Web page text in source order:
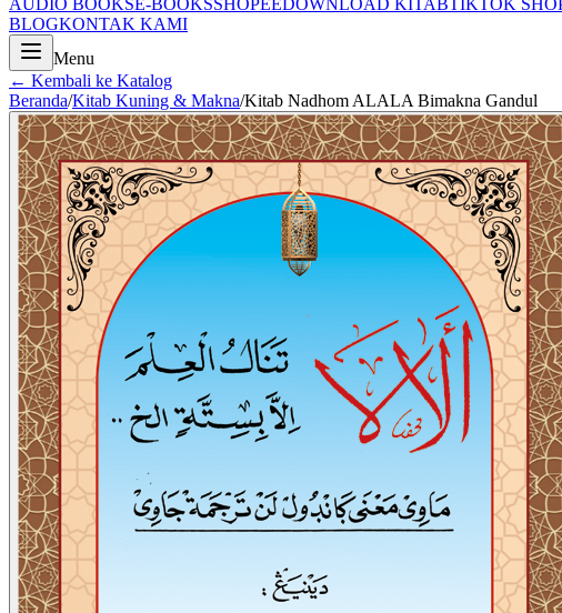
AUDIO BOOKSE-BOOKSSHOPEEDOWNLOAD KITABTIKTOK
BLOGKONTAK KAMI
Menu
← Kembali ke Katalog
Beranda/Kitab Kuning & Makna/Kitab Nadhom ALALA Bimakna Gandul